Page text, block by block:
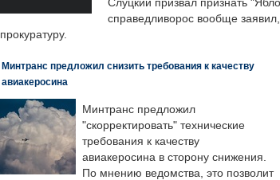
Слуцкий призвал признать
справедливорос вообще
прокуратуру.
Минтранс предложил снизить требования к качеству
авиакеросина
Минтранс предложил
"скорректировать" технические
требования к качеству
авиакеросина в сторону снижения.
По мнению ведомства, это позволит